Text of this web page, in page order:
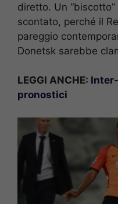
diretto. Un
scontato, perché il
pareggio
Donetsk sarebbe
LEGGI ANCHE:
pronostici